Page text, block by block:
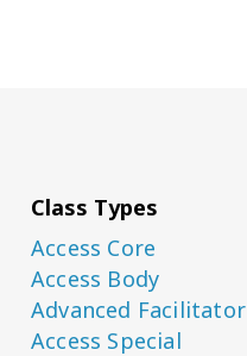
Class Types
Access Core
Access Body
Advanced Facilitator
Access Special